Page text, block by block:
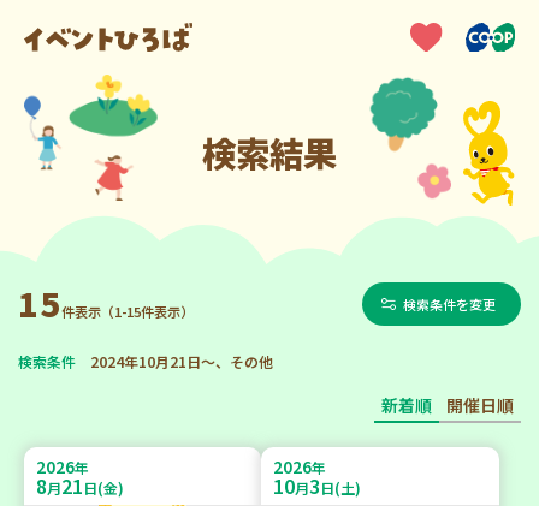
検索結果
15件表示（1-15件表示） 検索条件を変更
検索条件 2024年10月21日～、その他
新着順 開催日順
2026年
8月21日(金)
2026年
10月3日(土)